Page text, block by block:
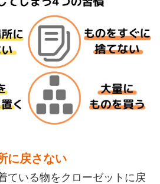
に戻さない
ている物をクローゼットに戻